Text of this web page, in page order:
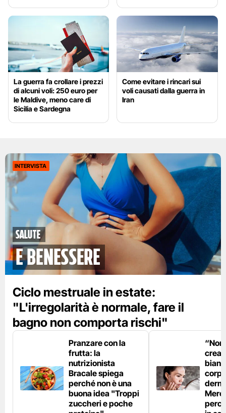
La guerra fa crollare i prezzi
di alcuni voli: 250 euro per
le Maldive, meno care di
Sicilia e Sardegna
Come evitare i rincari sui
voli causati dalla guerra in
Iran
INTERVISTA
Salute
e benessere
Ciclo mestruale in estate:
"L'irregolarità è normale, fare il
bagno non comporta rischi"
Pranzare con la
frutta: la
nutrizionista
Bracale spiega
perché non è una
buona idea "Troppi
zuccheri e poche
“Non